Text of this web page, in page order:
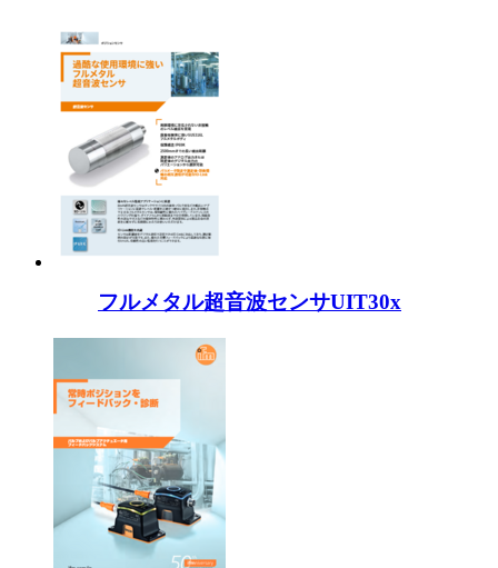
フルメタル超音波センサUIT30x